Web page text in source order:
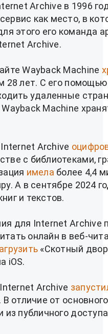
Archive в 1996
как место, в
этого его команда
Archive.
Wayback Machine
28 лет. С его
удаленные
Machine
Internet Archive
с библиотеками,
имела более 4,4
А в сентябре 2024
и текстов.
для Internet Archive
онлайн в веб-
«Скотный
iOS.
Archive
В отличие от
из публичного